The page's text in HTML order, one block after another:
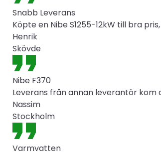
Snabb Leverans
Köpte en Nibe S1255-12kW till bra
Henrik
Skövde
Nibe F370
Leverans från annan leverantör kom
Nassim
Stockholm
Varmvatten